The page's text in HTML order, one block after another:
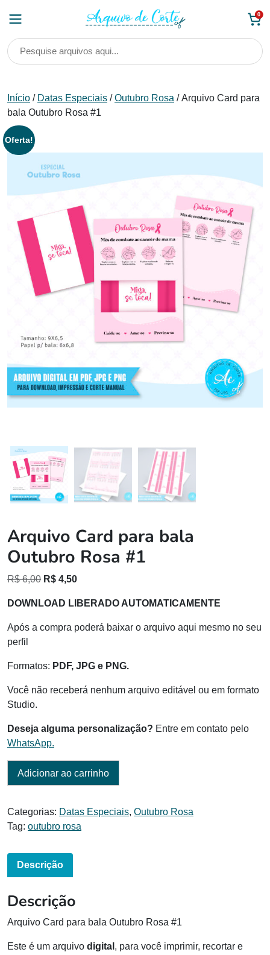
0
Início / Datas Especiais /Outubro Rosa / Arquivo Card para
bala Outubro Rosa #1
Oferta!
Arquivo Card para bala
Outubro Rosa #1
R$6,00 O
original
R$ 4,50O
atual
DOWNLOAD LIBERADO AUTOMATICAMENTE
Após a compra poderá baixar o arquivo aqui mesmo no seu
perfil
Formatos: PDF, JPG e PNG.
Você não receberá nenhum arquivo editável ou em formato
Studio.
Deseja alguma personalização? Entre em contato pelo
WhatsApp.
Adicionar ao carrinho
Categorias: Datas Especiais, Outubro Rosa
Tag: outubro rosa
Descrição
Descrição
Arquivo Card para bala Outubro Rosa #1
Este é um arquivo digital , para você imprimir, recortar e